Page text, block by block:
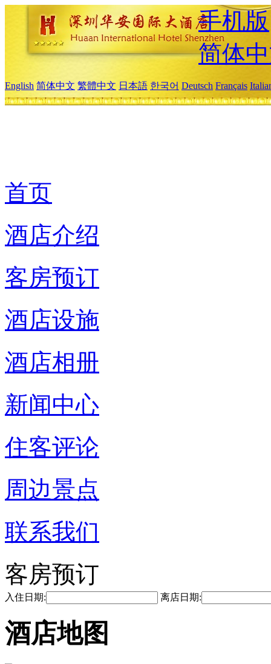
手机版
简体
English 简体中文 繁體中文 日本語 한국어 Deutsch Français
首页
酒店介绍
客房预订
酒店设施
酒店相册
新闻中心
住客评论
周边景点
联系我们
客房预订
入住日期: 离店日期:
酒店地图